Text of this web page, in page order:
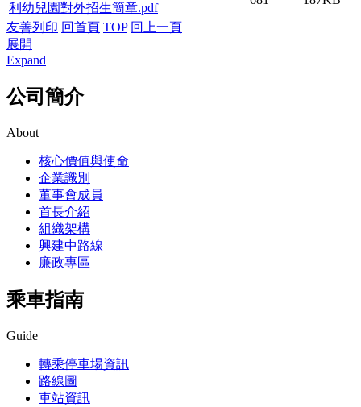
利幼兒園對外招生簡章.pdf
友善列印 回首頁 TOP 回上一頁
展開
Expand
公司簡介
About
核心價值與使命
企業識別
董事會成員
首長介紹
組織架構
興建中路線
廉政專區
乘車指南
Guide
轉乘停車場資訊
路線圖
車站資訊